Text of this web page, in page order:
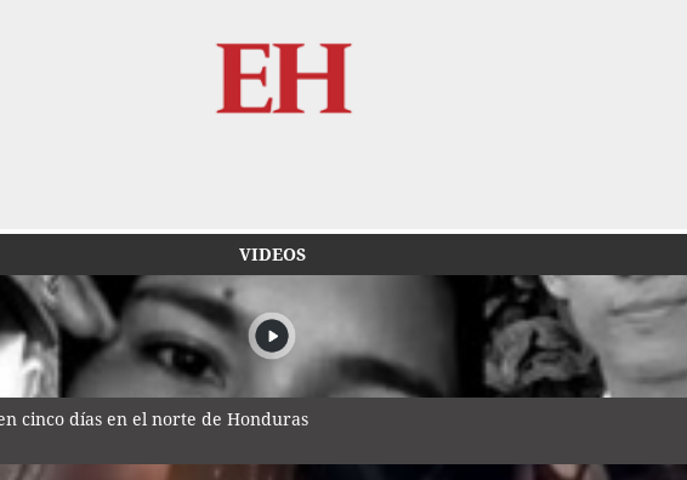
VIDEOS
cinco días en el norte de Honduras